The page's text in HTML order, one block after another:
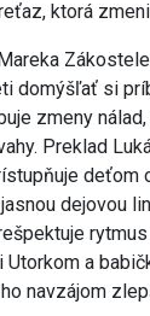
ktorá
domýšľať si
zmeny
Preklad
dejovou
a
navzájom